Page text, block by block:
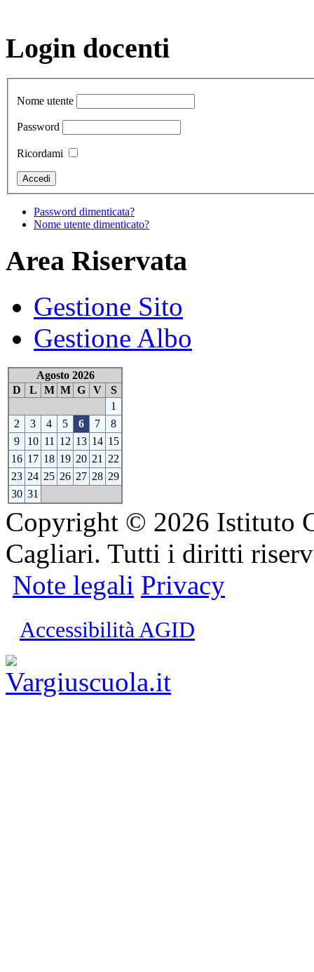
Login docenti
Nome utente
Password
Ricordami
Password dimenticata?
Nome utente dimenticato?
Area Riservata
Gestione Sito
Gestione Albo
Agosto 2026
D
L M M G V
S
1
2
3 4 5 6 7
8
9
10 11 12 13 14 15
16 17 18 19 20 21
22
23 24 25 26 27 28 29
30 31
Copyright © 2026 Istituto
Cagliari. Tutti i diritti
Note legali Privacy
Accessibilità AGID